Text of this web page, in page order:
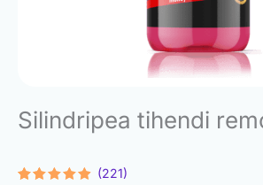
Silindripea tihendi
(221)